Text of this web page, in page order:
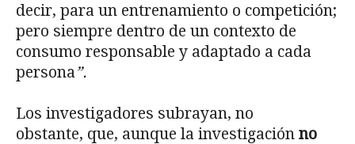
decir, para un entrenamiento o competición;
pero siempre dentro de un contexto de
consumo responsable y adaptado a cada
persona”.
Los investigadores subrayan, no
obstante, que, aunque la investigación no